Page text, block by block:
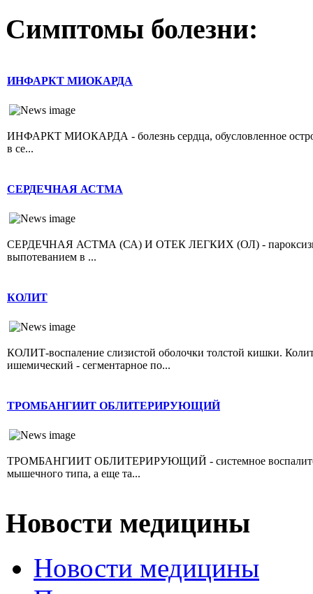
Симптомы болезни:
ИНФАРКТ МИОКАРДА
ИНФАРКТ МИОКАРДА - болезнь сердца, обусловленное острой
в се...
СЕРДЕЧНАЯ АСТМА
СЕРДЕЧНАЯ АСТМА (СА) И ОТЕК ЛЕГКИХ (ОЛ) -
выпотеванием в ...
КОЛИТ
КОЛИТ-воспаление слизистой оболочки толстой кишки.
ишемический - сегментарное по...
ТРОМБАНГИИТ ОБЛИТЕРИРУЮЩИЙ
ТРОМБАНГИИТ ОБЛИТЕРИРУЮЩИЙ - системное
мышечного типа, а еще та...
Новости медицины
Новости медицины